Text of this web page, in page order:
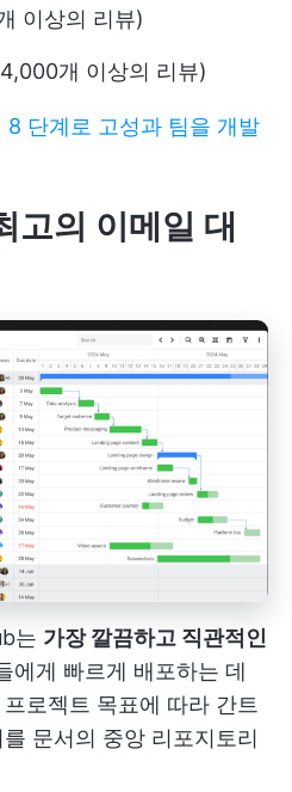
이상의 리뷰)
개 이상의 리뷰)
8 단계로 고성과 팀을 개발
의 이메일 대
는 가장 깔끔하고 직관적인
에게 빠르게 배포하는 데
로젝트 목표에 따라 간트
문서의 중앙 리포지토리